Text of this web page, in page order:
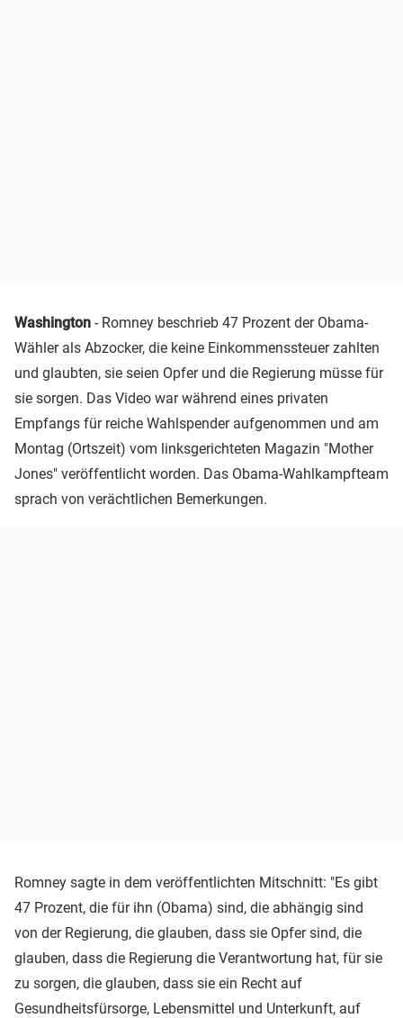
Washington - Romney beschrieb 47 Prozent der Obama-
Wähler als Abzocker, die keine Einkommenssteuer zahlten
und glaubten, sie seien Opfer und die Regierung müsse für
sie sorgen. Das Video war während eines privaten
Empfangs für reiche Wahlspender aufgenommen und am
Montag (Ortszeit) vom linksgerichteten Magazin "Mother
Jones" veröffentlicht worden. Das Obama-Wahlkampfteam
sprach von verächtlichen Bemerkungen.
Romney sagte in dem veröffentlichten Mitschnitt: "Es gibt
47 Prozent, die für ihn (Obama) sind, die abhängig sind
von der Regierung, die glauben, dass sie Opfer sind, die
glauben, dass die Regierung die Verantwortung hat, für sie
zu sorgen, die glauben, dass sie ein Recht auf
Gesundheitsfürsorge, Lebensmittel und Unterkunft, auf